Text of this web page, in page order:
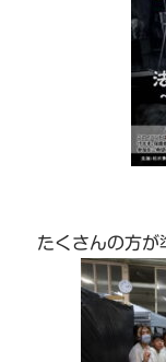
たくさんの方が